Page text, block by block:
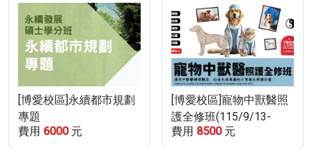
[博愛校區]永續都市規劃
專題
費用 6000 元
[博愛校區]寵物中獸醫照
護全修班(115/9/13-
115/10/18，
費用 8500 元